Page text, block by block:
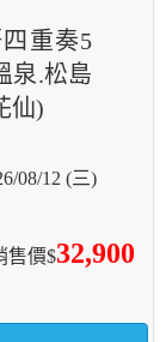
重奏5
泉.松島
仙)
08/12 (三)
售價$32,900